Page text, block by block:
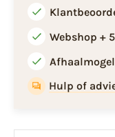
Webshop +
Hulp of